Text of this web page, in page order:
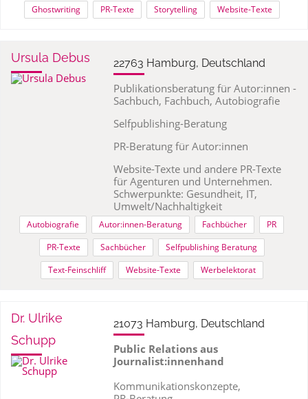
Ghostwriting PR-Texte Storytelling Website-Texte
Ursula Debus 22763 Hamburg, Deutschland
Publikationsberatung für Autor:innen -
Sachbuch, Fachbuch, Autobiografie
Selfpublishing-Beratung
PR-Beratung für Autor:innen
Website-Texte und andere PR-Texte
für Agenturen und Unternehmen.
Schwerpunkte: Gesundheit, IT,
Umwelt/Nachhaltigkeit
Autobiografie Autor:innen-Beratung Fachbücher
PR
PR-Texte
Sachbücher
Selfpublishing Beratung
Text-Feinschliff
Website-Texte Werbelektorat
Dr. Ulrike
Schupp
21073 Hamburg, Deutschland
Public Relations aus
Journalist:innenhand
Kommunikationskonzepte,